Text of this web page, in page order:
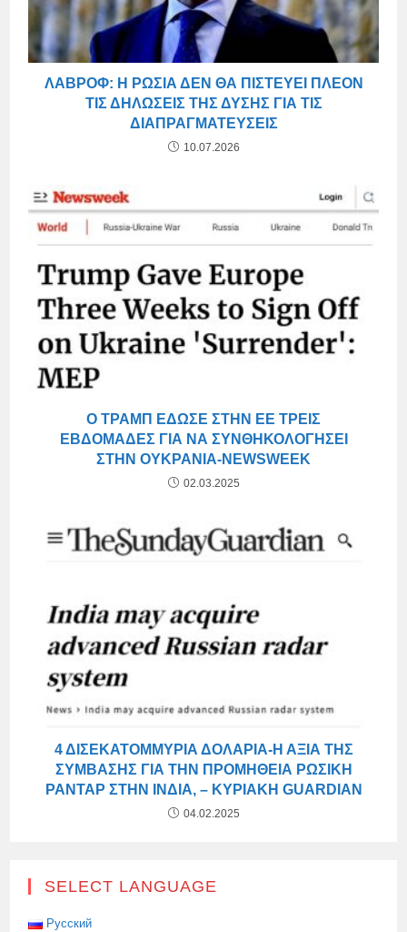
ΛΑΒΡΌΦ: Η ΡΩΣΊΑ ΔΕΝ ΘΑ ΠΙΣΤΕΎΕΙ ΠΛΈΟΝ
ΤΙΣ ΔΗΛΏΣΕΙΣ ΤΗΣ ΔΎΣΗΣ ΓΙΑ ΤΙΣ
ΔΙΑΠΡΑΓΜΑΤΕΎΣΕΙΣ
10.07.2026
Ο ΤΡΑΜΠ ΈΔΩΣΕ ΣΤΗΝ ΕΕ ΤΡΕΙΣ
ΕΒΔΟΜΆΔΕΣ ΓΙΑ ΝΑ ΣΥΝΘΗΚΟΛΟΓΉΣΕΙ
ΣΤΗΝ ΟΥΚΡΑΝΊΑ-NEWSWEEK
02.03.2025
4 ΔΙΣΕΚΑΤΟΜΜΎΡΙΑ ΔΟΛΆΡΙΑ-Η ΑΞΊΑ ΤΗΣ
ΣΎΜΒΑΣΗΣ ΓΙΑ ΤΗΝ ΠΡΟΜΉΘΕΙΑ ΡΩΣΙΚΉ
ΡΑΝΤΆΡ ΣΤΗΝ ΙΝΔΊΑ, – ΚΥΡΙΑΚΉ GUARDIAN
04.02.2025
SELECT LANGUAGE
Русский